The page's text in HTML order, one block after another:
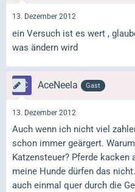
13. Dezember 2012
ein Versuch ist es wert ,
was ändern wird
AceNeela Gast
13. Dezember 2012
Auch wenn ich nicht viel
schon immer geärgert.
Katzensteuer? Pferde kacken
meine Hunde dürfen das
auch einmal quer durch die